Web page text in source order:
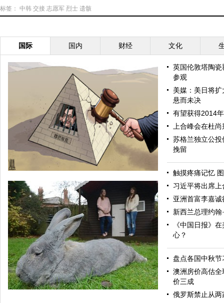
标签： 中韩 交接 志愿军 烈士 遗骸
国际 国内 财经 文化
中国日报漫画：解救
英国伦敦塔陶
参观
美媒：美日将
悬而未决
有望获得2014
上合峰会在杜
苏格兰独立公
挽留
触摸疼痛记忆
习近平将出席
亚洲首富李嘉
新西兰总理约翰
《中国日报》
心？
盘点各国中秋节
澳洲房价高估
价三成
俄罗斯禁止从